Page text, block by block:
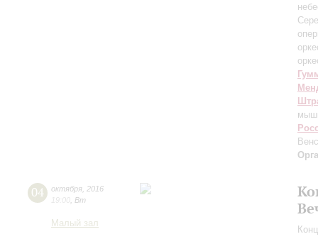
04 октября 2016
19:00 Вт
Малый зал